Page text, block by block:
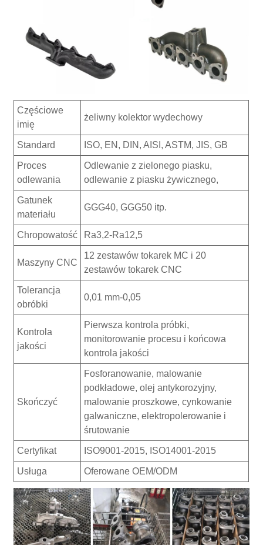
Częściowe
imię
żeliwny kolektor wydechowy
Standard ISO, EN, DIN, AISI, ASTM, JIS, GB
Proces
odlewania
Odlewanie z zielonego piasku,
odlewanie z piasku żywicznego,
Gatunek
materiału
GGG40, GGG50 itp.
Chropowatość Ra3,2-Ra12,5
Maszyny CNC
12 zestawów tokarek MC i 20
zestawów tokarek CNC
Tolerancja
obróbki
0,01 mm-0,05
Kontrola
jakości
Pierwsza kontrola próbki,
monitorowanie procesu i końcowa
kontrola jakości
Skończyć
Fosforanowanie, malowanie
podkładowe, olej antykorozyjny,
malowanie proszkowe, cynkowanie
galwaniczne, elektropolerowanie i
śrutowanie
Certyfikat ISO9001-2015, ISO14001-2015
Usługa Oferowane OEM/ODM